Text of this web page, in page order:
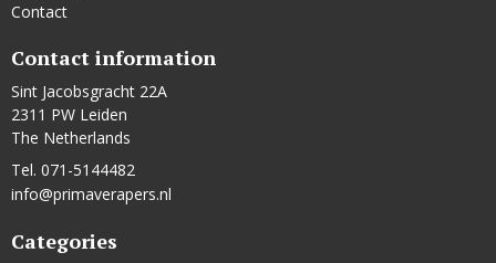
Contact
Contact information
Sint Jacobsgracht 22A
2311 PW Leiden
The Netherlands
Tel. 071-5144482
info@primaverapers.nl
Categories